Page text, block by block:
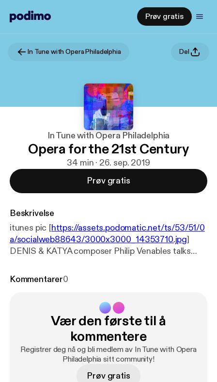
Prøv gratis
In Tune with Opera Philadelphia Del
In Tune with Opera Philadelphia
Opera for the 21st Century
34 min · 26. sep. 2019
Prøv gratis
Beskrivelse
itunes pic [https://assets.podomatic.net/ts/53/51/0
a/socialweb88643/3000x3000_14353710.jpg]
DENIS & KATYA composer Philip Venables talks
creating the O19 world premiere.
Kommentarer0
Vær den første til å
kommentere
Registrer deg nå og bli medlem av In Tune with Opera
Philadelphia sitt community!
Prøv gratis